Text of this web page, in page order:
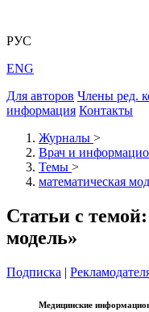
РУС
ENG
Для авторов Члены ред.
информация Контакты
Журналы >
Врач и
Темы >
математическая
Статьи с
модель»
Подписка |
Медицинские